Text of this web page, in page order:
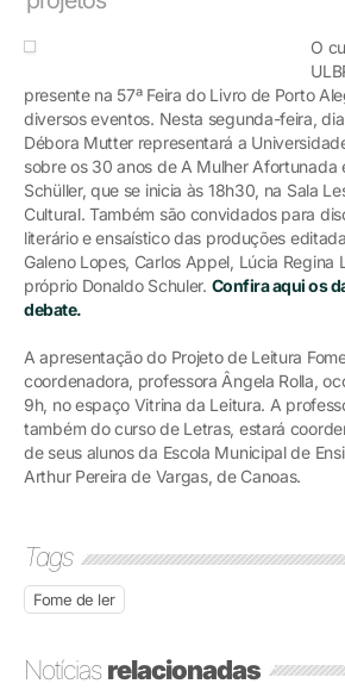
O
presente na 57ª Feira do Livro de Porto
diversos eventos. Nesta segunda-feira, dia
Débora Mutter representará a
sobre os 30 anos de A Mulher Afortunada
Schüller, que se inicia às 18h30, na Sala
Cultural. Também são convidados para
literário e ensaístico das produções
Galeno Lopes, Carlos Appel, Lúcia Regina
próprio Donaldo Schuler. Confira aqui os
debate.
A apresentação do Projeto de Leitura
coordenadora, professora Ângela Rolla,
9h, no espaço Vitrina da Leitura. A
também do curso de Letras, estará
de seus alunos da Escola Municipal de
Arthur Pereira de Vargas, de Canoas.
Tags
Fome de ler
Notíciasrelacionadas